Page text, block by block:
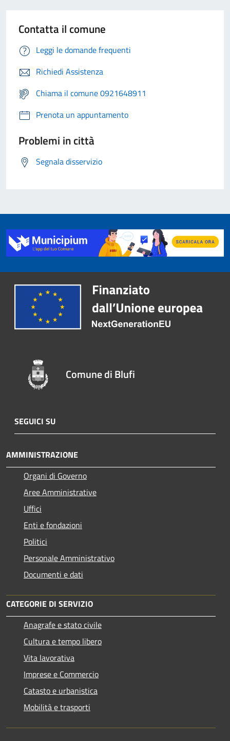
Contatta il comune
Leggi le domande frequenti
Richiedi Assistenza
Chiama il comune 0921648911
Prenota un appuntamento
Problemi in città
Segnala disservizio
Comune di Blufi
SEGUICI SU
AMMINISTRAZIONE
Organi di Governo
Aree Amministrative
Uffici
Enti e fondazioni
Politici
Personale Amministrativo
Documenti e dati
CATEGORIE DI SERVIZIO
Anagrafe e stato civile
Cultura e tempo libero
Vita lavorativa
Imprese e Commercio
Catasto e urbanistica
Mobilità e trasporti